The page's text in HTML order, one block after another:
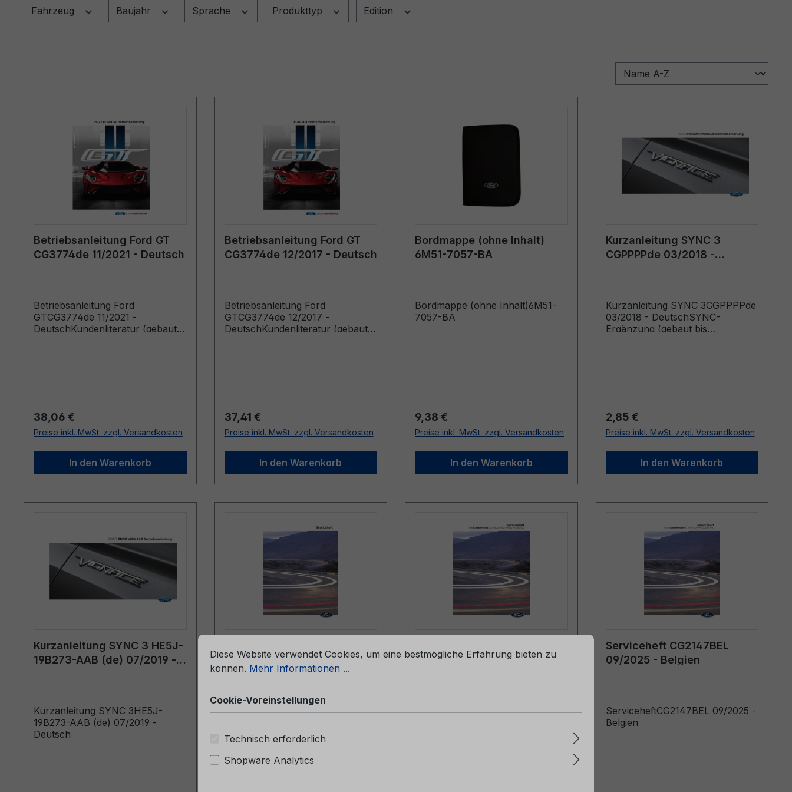
Fahrzeug Baujahr Sprache Produkttyp Edition
Betriebsanleitung Ford GT
CG3774de 11/2021 - Deutsch
Betriebsanleitung Ford
GTCG3774de 11/2021 -
DeutschKundenliteratur (gebaut
Regulärer Preis:
38,06 €
Preise inkl. MwSt. zzgl. Versandkosten
In den Warenkorb
Betriebsanleitung Ford GT
CG3774de 12/2017 - Deutsch
Betriebsanleitung Ford
GTCG3774de 12/2017 -
DeutschKundenliteratur (gebaut
Regulärer Preis:
37,41 €
Preise inkl. MwSt. zzgl. Versandkosten
In den Warenkorb
Bordmappe (ohne Inhalt)
6M51-7057-BA
Bordmappe (ohne Inhalt)6M51-
7057-BA
Regulärer Preis:
9,38 €
Preise inkl. MwSt. zzgl. Versandkosten
In den Warenkorb
Kurzanleitung SYNC 3
CGPPPPde 03/2018 -
Kurzanleitung SYNC 3CGPPPPde
03/2018 - DeutschSYNC-
Ergänzung (gebaut bis
Regulärer Preis:
2,85 €
Preise inkl. MwSt. zzgl. Versandkosten
In den Warenkorb
Kurzanleitung SYNC 3 HE5J-
19B273-AAB (de) 07/2019 -
Kurzanleitung SYNC 3HE5J-
19B273-AAB (de) 07/2019 -
Deutsch
09/2025 - Österreich
ServiceheftCG2147AUT 09/2025 -
06/2024 - Belgien
ServiceheftCG2147BEL 06/2024 -
Serviceheft CG2147BEL
09/2025 - Belgien
ServiceheftCG2147BEL 09/2025 -
Belgien
Cookie-Voreinstellungen
Mehr Informationen ...
Diese Website verwendet Cookies, um eine bestmögliche Erfahrung bieten zu
können. Mehr Informationen ...
Cookie-Voreinstellungen
Technisch erforderlich
Shopware Analytics